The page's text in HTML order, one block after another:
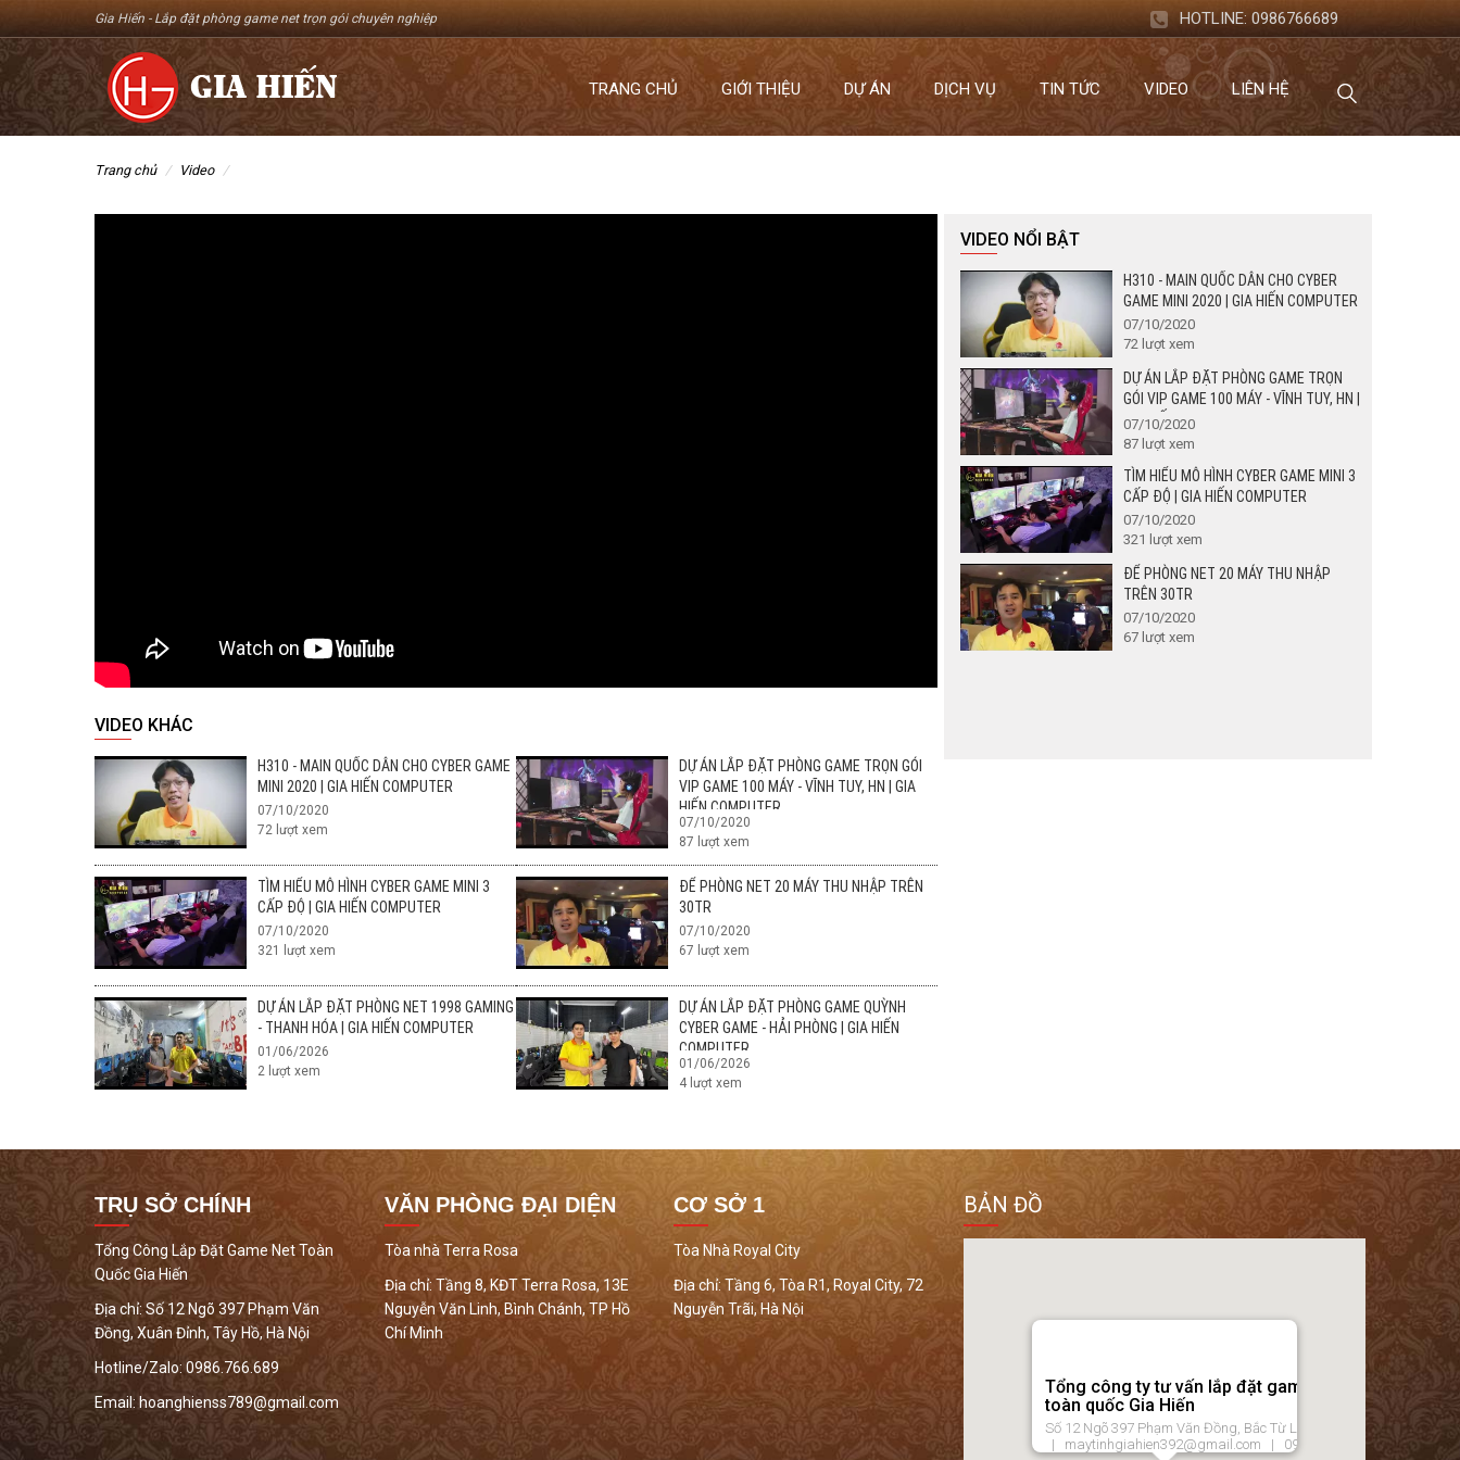
Gia Hiến - Lắp đặt phòng game net trọn gói chuyên nghiệp HOTLINE: 0986766689
TRANG CHỦ GIỚI THIỆU DỰ ÁN DỊCH VỤ TIN TỨC VIDEO LIÊN HỆ
trang chủ video
VIDEO KHÁC
H310 - MAIN QUỐC DÂN CHO CYBER GAME
MINI 2020 | GIA HIẾN COMPUTER
07/10/2020
72 lượt xem
DỰ ÁN LẮP ĐẶT PHÒNG GAME TRỌN GÓI
VIP GAME 100 MÁY - VĨNH TUY, HN | GIA
HIẾN COMPUTER
07/10/2020
87 lượt xem
TÌM HIỂU MÔ HÌNH CYBER GAME MINI 3
CẤP ĐỘ | GIA HIẾN COMPUTER
07/10/2020
321
lượt xem
ĐỂ PHÒNG NET 20 MÁY THU NHẬP TRÊN
30TR
07/10/2020
67 lượt xem
DỰ ÁN LẮP ĐẶT PHÒNG NET 1998 GAMING
- THANH HÓA | GIA HIẾN COMPUTER
01/06/2026
2 lượt xem
DỰ ÁN LẮP ĐẶT PHÒNG GAME QUỲNH
CYBER GAME - HẢI PHÒNG | GIA HIẾN
COMPUTER
01/06/2026
4 lượt xem
VIDEO NỔI BẬT
H310 - MAIN QUỐC DÂN CHO CYBER
GAME MINI 2020 | GIA HIẾN COMPUTER
07/10/2020
72 lượt xem
DỰ ÁN LẮP ĐẶT PHÒNG GAME TRỌN
GÓI VIP GAME 100 MÁY - VĨNH TUY, HN |
GIA HIẾN COMPUTER
07/10/2020
87 lượt xem
TÌM HIỂU MÔ HÌNH CYBER GAME MINI 3
CẤP ĐỘ | GIA HIẾN COMPUTER
07/10/2020
321 lượt xem
ĐỂ PHÒNG NET 20 MÁY THU NHẬP
TRÊN 30TR
07/10/2020
67 lượt xem
TRỤ SỞ CHÍNH
Tổng Công Lắp Đặt Game Net Toàn
Quốc Gia Hiến
Địa chỉ: Số 12 Ngõ 397 Phạm Văn
Đồng, Xuân Đỉnh, Tây Hồ, Hà Nội
Hotline/Zalo: 0986.766.689
Email: hoanghienss789@gmail.com
VĂN PHÒNG ĐẠI DIỆN
Tòa nhà Terra Rosa
Địa chỉ: Tầng 8, KĐT Terra Rosa, 13E
Nguyễn Văn Linh, Bình Chánh, TP Hồ
Chí Minh
CƠ SỞ 1
Tòa Nhà Royal City
Địa chỉ:Tầng 6, Tòa R1, Royal City, 72
Nguyễn Trãi, Hà Nội
BẢN ĐỒ
Tổng công ty tư vấn lắp đặt game net
toàn quốc Gia Hiến
Số 12 Ngõ 397 Phạm Văn Đồng, Bắc Từ Liêm, Hà Nội
| maytinhgiahien392@gmail.com | 0964957689